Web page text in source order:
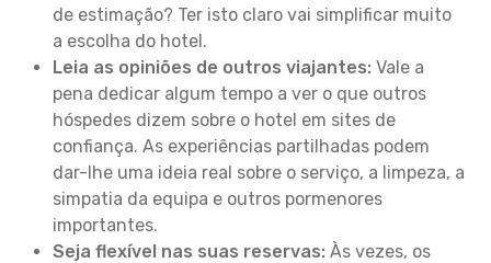
de estimação? Ter isto claro vai simplificar muito
a escolha do hotel.
Leia as opiniões de outros viajantes: Vale a
pena dedicar algum tempo a ver o que outros
hóspedes dizem sobre o hotel em sites de
confiança. As experiências partilhadas podem
dar-lhe uma ideia real sobre o serviço, a limpeza, a
simpatia da equipa e outros pormenores
importantes.
Seja flexível nas suas reservas: Às vezes, os